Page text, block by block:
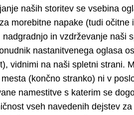
naših storitev se vsebina
morebitne napake (tudi očitne
in vzdrževanje naši
nastanitvenega oglasa
vidnimi na naši spletni strani.
(končno stranko) ni v
namestitve s katerim se
vseh navedenih dejstev